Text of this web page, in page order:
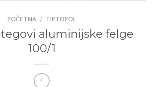
POČETNA / TIPTOPOL
aluminijske felge
100/1